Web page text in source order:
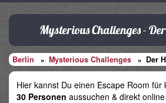
Mysterious Challenges -
Berlin Mysterious Challenges Der
Hier kannst Du einen Escape Room für
30 Personen aussuchen & direkt